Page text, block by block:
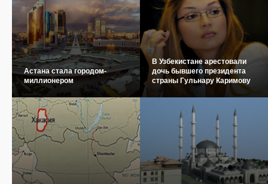
Астана стала городом-
миллионером
В Узбекистане арестовали
дочь бывшего президента
страны Гульнару Каримову